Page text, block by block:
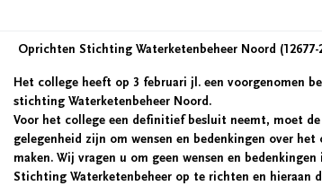
Oprichten Stichting Waterketenbeheer Noord (12677-
Het college heeft op 3 februari jl. een voorgenomen
stichting Waterketenbeheer Noord.
Voor het college een definitief besluit neemt, moet
gelegenheid zijn om wensen en bedenkingen over
maken. Wij vragen u om geen wensen en
Stichting Waterketenbeheer op te richten en hieraan